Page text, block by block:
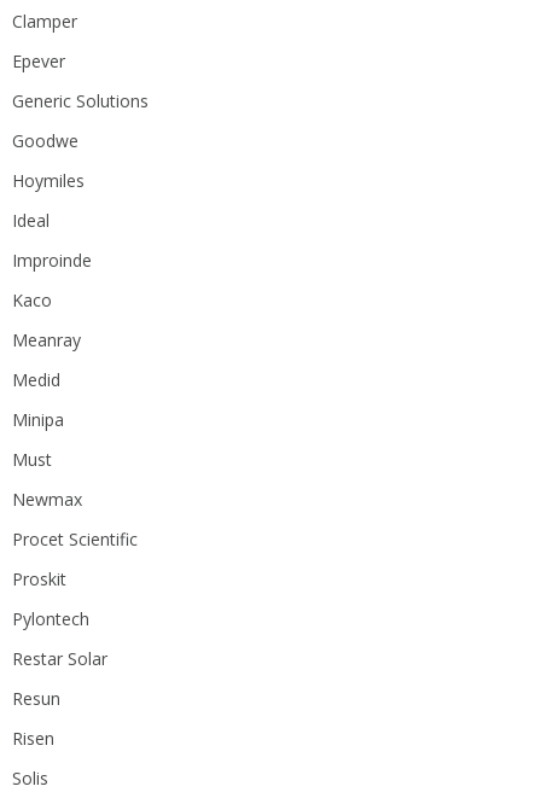
Clamper
Epever
Generic Solutions
Goodwe
Hoymiles
Ideal
Improinde
Kaco
Meanray
Medid
Minipa
Must
Newmax
Procet Scientific
Proskit
Pylontech
Restar Solar
Resun
Risen
Solis